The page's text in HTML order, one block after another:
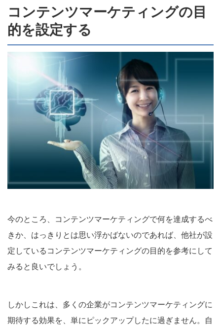
コンテンツマーケティングの目
的を設定する
今のところ、コンテンツマーケティングで何を達成するべ
きか、はっきりとは思い浮かばないのであれば、他社が設
定しているコンテンツマーケティングの目的を参考にして
みると良いでしょう。
しかしこれは、多くの企業がコンテンツマーケティングに
期待する効果を、単にピックアップしたに過ぎません。自